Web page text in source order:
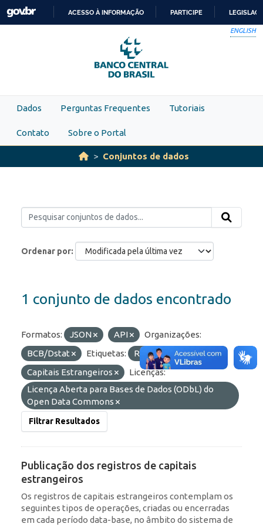
Skip to main content
PARA
O
CONTEÚDO
ACESSO À INFORMAÇÃO PARTICIPE
ENGLISH
Dados Perguntas Frequentes Tutoriais
Contato Sobre o Portal
Conjuntos de dados
Ordenar por
1 conjunto de dados encontrado
Formatos: JSON API
Organizações:
BCB/Dstat
Etiquetas:
RDE
Capitais Estrangeiros
Licenças:
Licença Aberta para Bases de Dados (ODbL) do
Open Data Commons
Filtrar Resultados
Publicação dos registros de capitais
estrangeiros
Os registros de capitais estrangeiros contemplam os
seguintes tipos de operações, criadas ou encerradas
em cada período data-base, no âmbito do sistema de